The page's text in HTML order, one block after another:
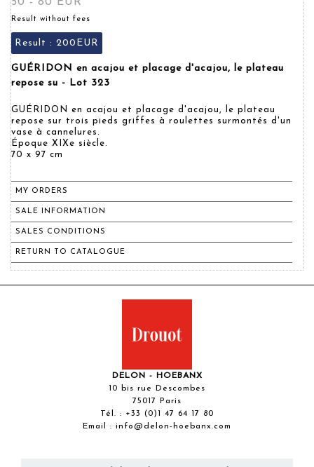
Result without fees
Result : 200EUR
GUÉRIDON en acajou et placage d'acajou, le plateau
repose su - Lot 323
GUÉRIDON en acajou et placage d'acajou, le plateau
repose sur trois pieds griffes à roulettes surmontés d'un
vase à cannelures.
Époque XIXe siècle.
70 x 97 cm
MY ORDERS
SALE INFORMATION
SALES CONDITIONS
RETURN TO CATALOGUE
DELON - HOEBANX
10 bis rue Descombes
75017 Paris
Tél. : +33 (0)1 47 64 17 80
Email : info@delon-hoebanx.com